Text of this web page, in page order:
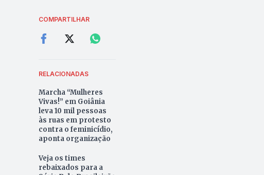
COMPARTILHAR
RELACIONADAS
Marcha “Mulheres
Vivas!” em Goiânia
leva 10 mil pessoas
às ruas em protesto
contra o feminicídio,
aponta organização
Veja os times
rebaixados para a